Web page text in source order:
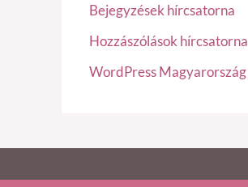
Bejegyzések hírcsatorna
Hozzászólások hírcsatorna
WordPress Magyarország